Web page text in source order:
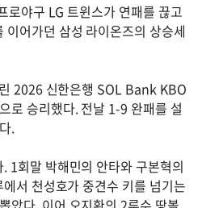
로야구 LG 트윈스가 연패를 끊고
이어가던 삼성 라이온즈의 상승세
2026 신한은행 SOL Bank KBO
로 승리했다. 전날 1-9 완패를 설
.
1회말 박해민의 안타와 구본혁의
서 천성호가 중견수 키를 넘기는